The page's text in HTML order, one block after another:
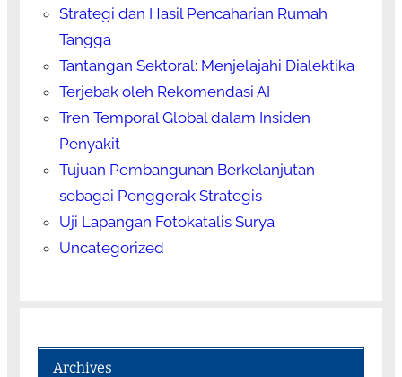
Strategi dan Hasil Pencaharian Rumah
Tangga
Tantangan Sektoral: Menjelajahi Dialektika
Terjebak oleh Rekomendasi AI
Tren Temporal Global dalam Insiden
Penyakit
Tujuan Pembangunan Berkelanjutan
sebagai Penggerak Strategis
Uji Lapangan Fotokatalis Surya
Uncategorized
Archives